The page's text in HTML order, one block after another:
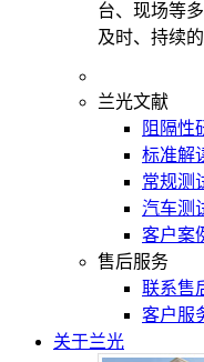
台、现场等
及时、持续
兰光文献
阻隔性
标准解
常规测
汽车测
客户案
售后服务
联系售
客户服
关于兰光